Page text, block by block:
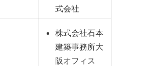
式会社
株式会社石本
建築事務所大
阪オフィス